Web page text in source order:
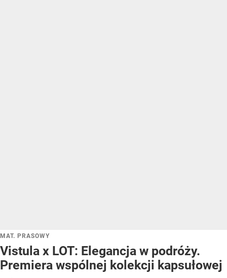
MAT. PRASOWY
Vistula x LOT: Elegancja w podróży.
Premiera wspólnej kolekcji kapsułowej